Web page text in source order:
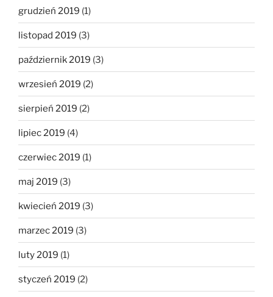
grudzień 2019 (1)
listopad 2019 (3)
październik 2019 (3)
wrzesień 2019 (2)
sierpień 2019 (2)
lipiec 2019 (4)
czerwiec 2019 (1)
maj 2019 (3)
kwiecień 2019 (3)
marzec 2019 (3)
luty 2019 (1)
styczeń 2019 (2)